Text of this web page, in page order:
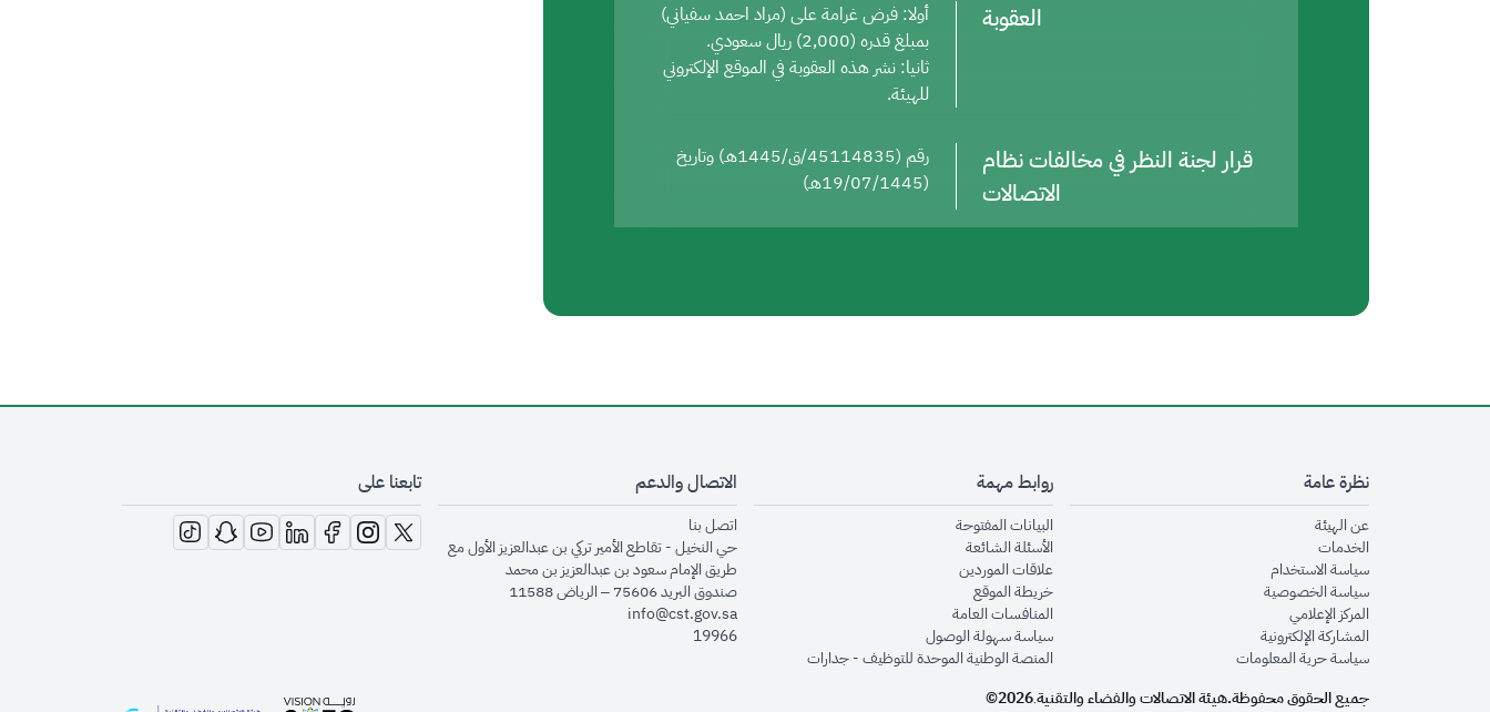
العقوبة
أولا: فرض غرامة على (مراد احمد سفياني)
بمبلغ قدره (2,000) ريال سعودي.
ثانيا: نشر هذه العقوبة في الموقع الإلكتروني
للهيئة.
قرار لجنة النظر في مخالفات نظام
الاتصالات
رقم (45114835/ق/1445هـ) وتاريخ
(19/07/1445هـ)
نظرة عامة
عن الهيئةopens in new window
الخدماتopens in new window
سياسة الاستخدام
سياسة الخصوصيةopens in new window
المركز الإعلاميopens in new window
المشاركة الإلكترونيةopens in new window
سياسة حرية المعلوماتopens in new window
روابط مهمة
البيانات المفتوحةopens in new window
الأسئلة الشائعةopens in new window
علاقات الموردينopens in new window
خريطة الموقعopens in new window
المنافسات العامةopens in new window
سياسة سهولة الوصولopens in new window
المنصة الوطنية الموحدة للتوظيف - جداراتopens in new window
الاتصال والدعم
اتصل بنا
حي النخيل - تقاطع الأمير تركي بن عبدالعزيز الأول مع
طريق الإمام سعود بن عبدالعزيز بن محمد
صندوق البريد 75606 – الرياض 11588
info@cst.gov.sa
19966
تابعنا على
opens in new window
opens in new window
opens in new window
opens in new window
opens in new window
opens in new window
opens in new window
جميع الحقوق محفوظة.هيئة الاتصالات والفضاء والتقنية.
2026©